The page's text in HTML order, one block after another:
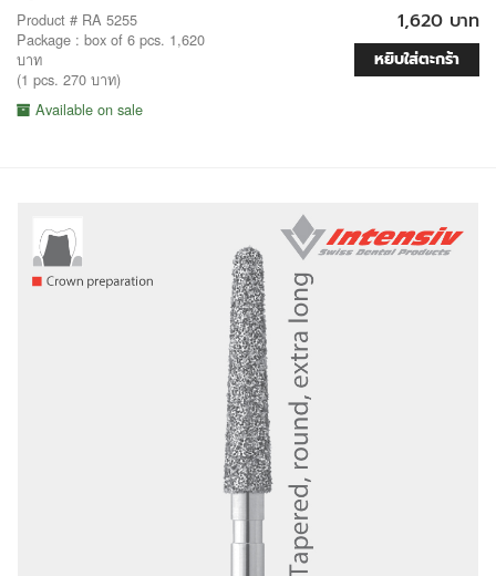
Product # RA 5255
Package : box of 6 pcs. 1,620
บาท
(1 pcs. 270 บาท)
Available on sale
1,620 บาท
หยิบใส่ตะกร้า